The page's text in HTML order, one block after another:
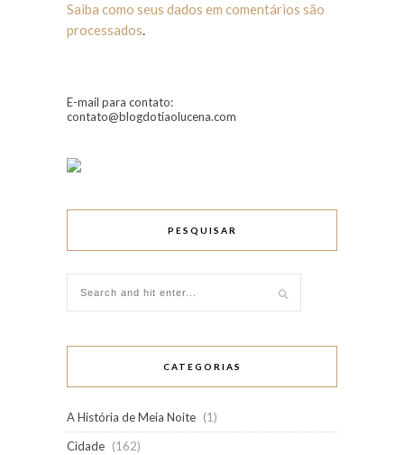
Saiba como seus dados em comentários são
processados.
E-mail para contato:
contato@blogdotiaolucena.com
PESQUISAR
CATEGORIAS
A História de Meia Noite (1)
Cidade (162)